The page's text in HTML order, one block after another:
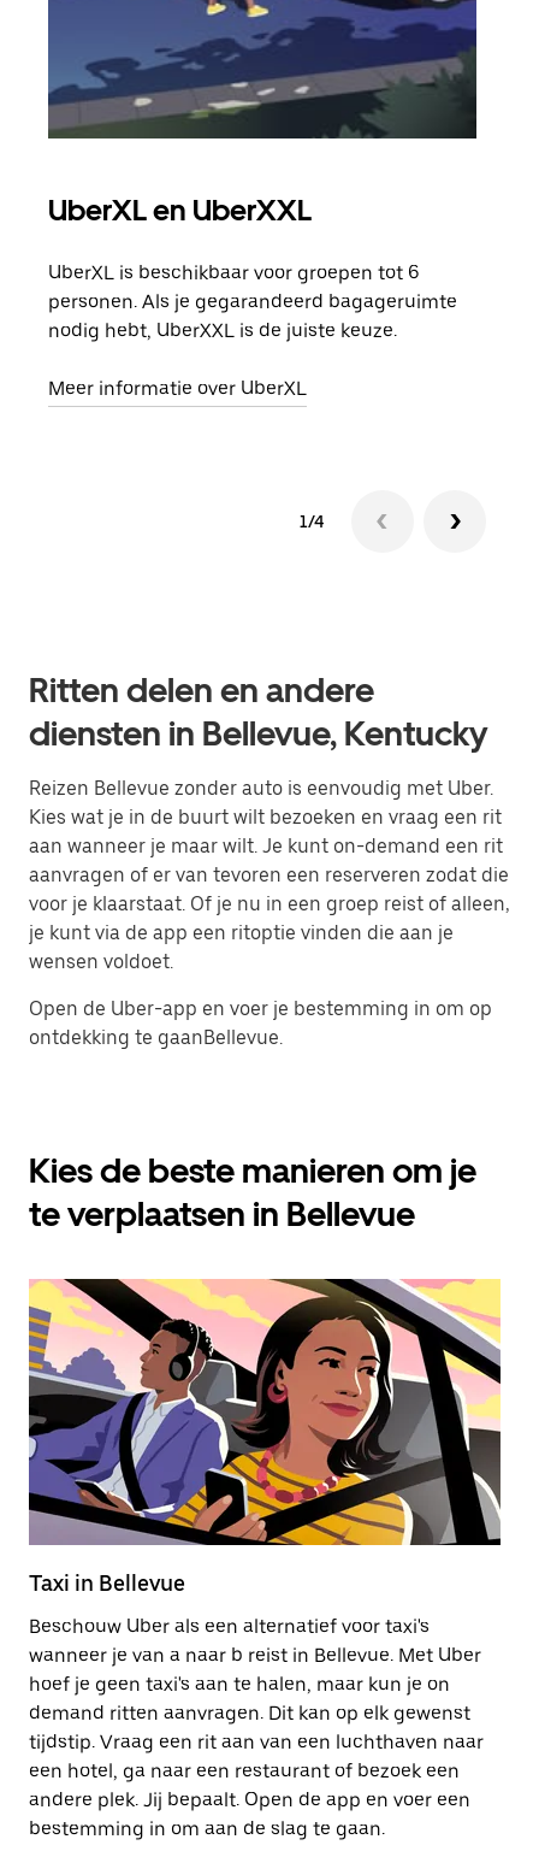
UberXL en UberXXL
UberXL is beschikbaar voor groepen tot 6
personen. Als je gegarandeerd bagageruimte
nodig hebt, UberXXL is de juiste keuze.
Meer informatie over UberXL
1/4
Ritten delen en andere
diensten in Bellevue, Kentucky
Reizen Bellevue zonder auto is eenvoudig met Uber.
Kies wat je in de buurt wilt bezoeken en vraag een rit
aan wanneer je maar wilt. Je kunt on-demand een rit
aanvragen of er van tevoren een reserveren zodat die
voor je klaarstaat. Of je nu in een groep reist of alleen,
je kunt via de app een ritoptie vinden die aan je
wensen voldoet.
Open de Uber-app en voer je bestemming in om op
ontdekking te gaanBellevue.
Kies de beste manieren om je
te verplaatsen in Bellevue
Taxi in Bellevue
Beschouw Uber als een alternatief voor taxi's
wanneer je van a naar b reist in Bellevue. Met Uber
hoef je geen taxi's aan te halen, maar kun je on
demand ritten aanvragen. Dit kan op elk gewenst
tijdstip. Vraag een rit aan van een luchthaven naar
een hotel, ga naar een restaurant of bezoek een
andere plek. Jij bepaalt. Open de app en voer een
bestemming in om aan de slag te gaan.